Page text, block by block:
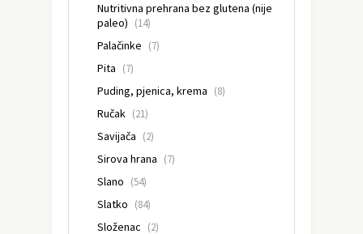
Nutritivna prehrana bez glutena (nije
paleo) (14)
Palačinke (7)
Pita (7)
Puding, pjenica, krema (8)
Ručak (21)
Savijača (2)
Sirova hrana (7)
Slano (54)
Slatko (84)
Složenac (2)